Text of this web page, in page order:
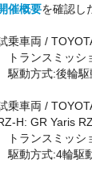
催概要を確認し
試乗車両 /
ランスミッシ
動方式:後輪駆
試乗車両 /
H: GR Yaris
ランスミッシ
動方式:4輪駆